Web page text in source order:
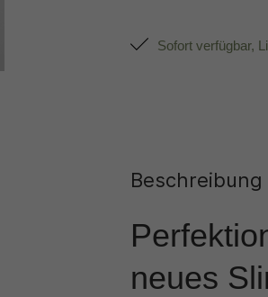
Sofort verfügbar,
Beschreibung
neues